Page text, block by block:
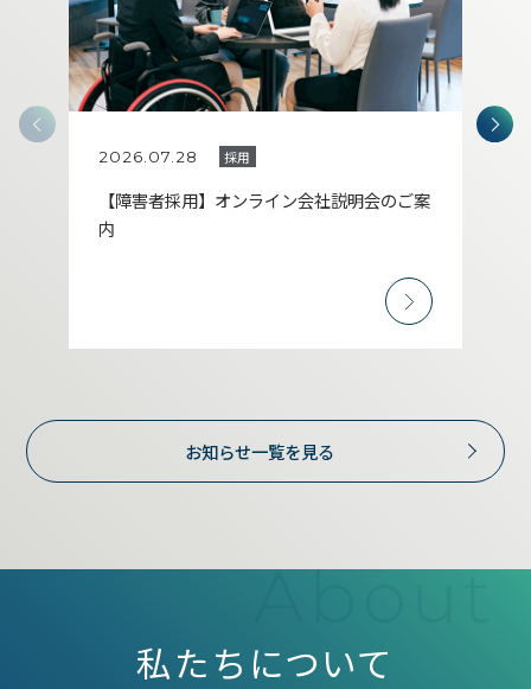
2026.07.28 採用
【障害者採用】オンライン会社説明会のご案
内
お知らせ一覧を見る
私たちについて